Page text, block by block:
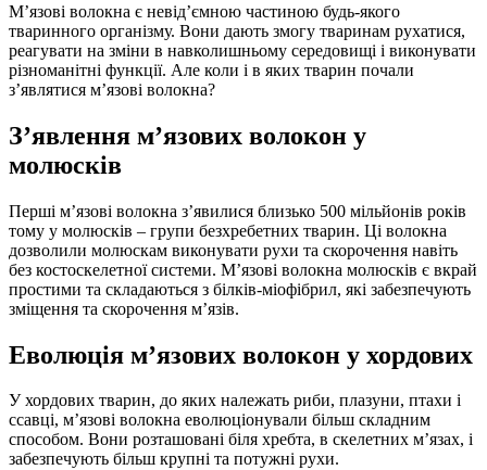
М’язові волокна є невід’ємною частиною будь-якого
тваринного організму. Вони дають змогу тваринам рухатися,
реагувати на зміни в навколишньому середовищі і виконувати
різноманітні функції. Але коли і в яких тварин почали
з’являтися м’язові волокна?
З’явлення м’язових волокон у
молюсків
Перші м’язові волокна з’явилися близько 500 мільйонів років
тому у молюсків – групи безхребетних тварин. Ці волокна
дозволили молюскам виконувати рухи та скорочення навіть
без костоскелетної системи. М’язові волокна молюсків є вкрай
простими та складаються з білків-міофібрил, які забезпечують
зміщення та скорочення м’язів.
Еволюція м’язових волокон у хордових
У хордових тварин, до яких належать риби, плазуни, птахи і
ссавці, м’язові волокна еволюціонували більш складним
способом. Вони розташовані біля хребта, в скелетних м’язах, і
забезпечують більш крупні та потужні рухи.